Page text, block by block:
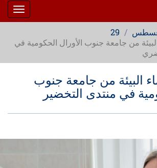
29
من جامعة جنوب الأورال الحكومية في
البيئة من جامعة جنوب
في منتدى التخضير